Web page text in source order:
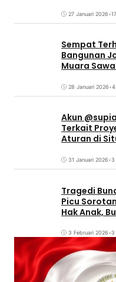
27 Januari 2026•
Sempat
Bangunan
Muara
28 Januari 2026•4
Akun
Terkait
Aturan di
31 Januari 2026•3
Tragedi
Picu
Hak Anak,
3 Februari 2026•3